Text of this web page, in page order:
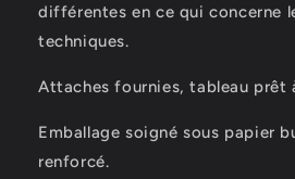
différentes en ce qui concerne
techniques.
Attaches fournies, tableau prêt
Emballage soigné sous papier
renforcé.